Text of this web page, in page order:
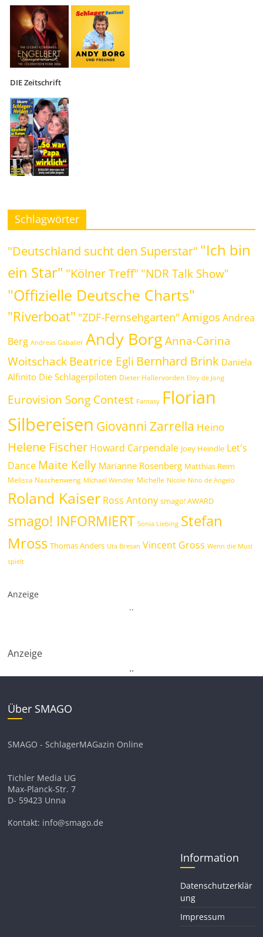
DIE Zeitschrift
Schlagwörter
"Deutschland sucht den Superstar" "Ich bin
ein Star" "Kölner Treff" "NDR Talk Show"
"Offizielle Deutsche Charts"
"Riverboat" "ZDF-Fernsehgarten" Amigos Andrea
Berg Andreas Gabalier Andy Borg Anna-Carina
WoitschackBeatrice Egli Bernhard Brink Daniela
Alfinito Die Schlagerpiloten Dieter Hallervorden Eloy de Jong
Eurovision Song Contest Fantasy Florian
Silbereisen Giovanni Zarrella Heino
Helene Fischer Howard Carpendale Joey Heindle Let's
Dance Maite Kelly Marianne Rosenberg Matthias Reim
Melissa Naschenweng Michael Wendler Michelle Nicole Nino de Angelo
Roland Kaiser Ross Antony smago! AWARD
smago! INFORMIERT Sonia Liebing Stefan
Mross Thomas Anders Uta Bresan Vincent Gross Wenn die Musi
spielt
Anzeige
..
Anzeige
..
Über SMAGO
SMAGO - SchlagerMAGazin Online
Tichler Media UG
Max-Planck-Str. 7
D- 59423 Unna
Kontakt: info@smago.de
Information
Datenschutzerklär
ung
Impressum